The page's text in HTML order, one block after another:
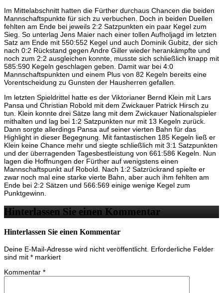
Im Mittelabschnitt hatten die Fürther durchaus Chancen die beiden
Mannschaftspunkte für sich zu verbuchen. Doch in beiden Duellen
fehlten am Ende bei jeweils 2:2 Satzpunkten ein paar Kegel zum
Sieg. So unterlag Jens Maier nach einer tollen Aufholjagd im letzten
Satz am Ende mit 550:552 Kegel und auch Dominik Gubitz, der sich
nach 0:2 Rückstand gegen Andre Giller wieder herankämpfte und
noch zum 2:2 ausgleichen konnte, musste sich schließlich knapp mit
585:590 Kegeln geschlagen geben. Damit war bei 4:0
Mannschaftspunkten und einem Plus von 82 Kegeln bereits eine
Vorentscheidung zu Gunsten der Hausherren gefallen.
Im letzten Spieldrittel hatte es der Viktorianer Bernd Klein mit Lars
Pansa und Christian Robold mit dem Zwickauer Patrick Hirsch zu
tun. Klein konnte drei Sätze lang mit dem Zwickauer Nationalspieler
mithalten und lag bei 1:2 Satzpunkten nur mit 13 Kegeln zurück.
Dann sorgte allerdings Pansa auf seiner vierten Bahn für das
Highlight in dieser Begegnung. Mit fantastischen 185 Kegeln ließ er
Klein keine Chance mehr und siegte schließlich mit 3:1 Satzpunkten
und der überragenden Tagesbestleistung von 661:586 Kegeln. Nun
lagen die Hoffnungen der Fürther auf wenigstens einen
Mannschaftspunkt auf Robold. Nach 1:2 Satzrückrand spielte er
zwar noch mal eine starke vierte Bahn, aber auch ihm fehlten am
Ende bei 2:2 Sätzen und 566:569 einige wenige Kegel zum
Punktgewinn.
Hinterlassen Sie einen Kommentar
Hinterlassen Sie einen Kommentar
Deine E-Mail-Adresse wird nicht veröffentlicht. Erforderliche Felder
sind mit * markiert
Kommentar *